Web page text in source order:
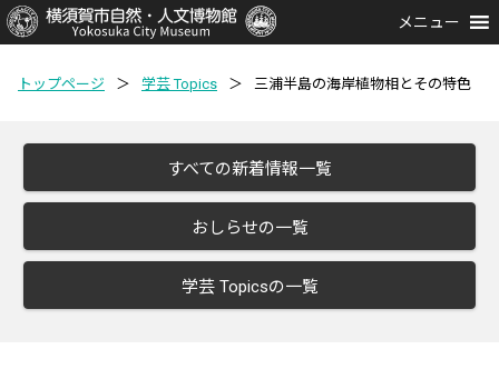
メニュー
トップページ ＞ 学芸 Topics ＞ 三浦半島の海岸植物相とその特色
すべての新着情報一覧
おしらせの一覧
学芸 Topicsの一覧